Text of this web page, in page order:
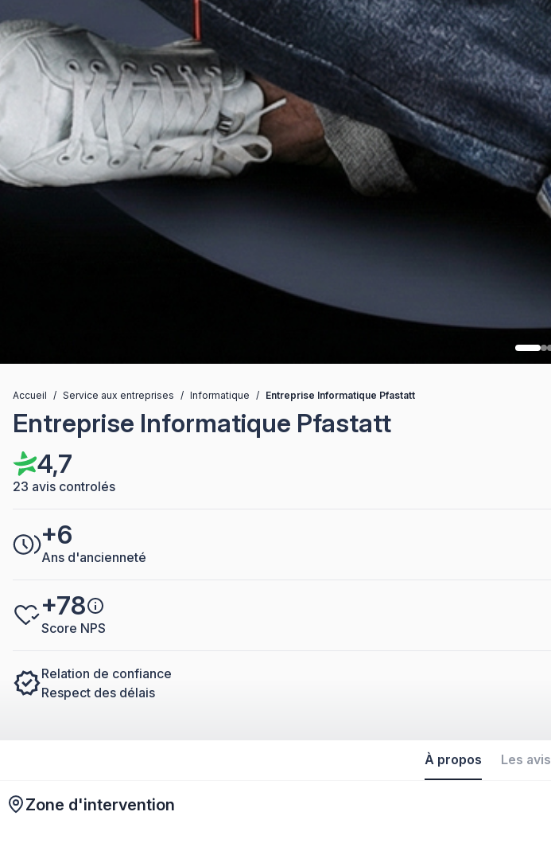
Accueil / Service aux entreprises / Informatique / Entreprise Informatique Pfastatt
Entreprise Informatique Pfastatt
4,7
23 avis controlés
+6
Ans d'ancienneté
+78
Score NPS
Relation de confiance
Respect des délais
À propos Les avis
Zone d'intervention